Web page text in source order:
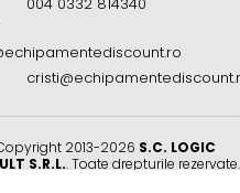
2013-2026 S.C. LOGIC
S.R.L.. Toate drepturile rezervate.